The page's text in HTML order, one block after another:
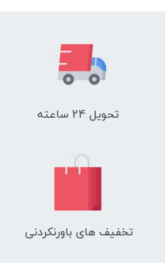
تحویل 24 ساعته
تخفیف های باورنکردنی